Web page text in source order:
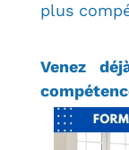
plus
Venez